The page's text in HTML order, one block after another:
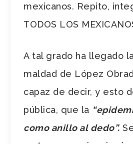
mexicanos. Repito,
TODOS LOS
A tal grado ha llegado
maldad de López
capaz de decir, y esto
pública, que la
como anillo al dedo”.